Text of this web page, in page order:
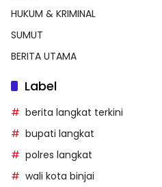
HUKUM & KRIMINAL
SUMUT
BERITA UTAMA
Label
berita langkat terkini
bupati langkat
polres langkat
wali kota binjai